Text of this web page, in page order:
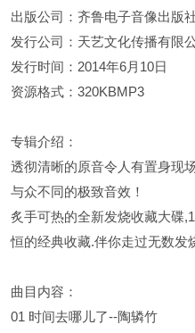
出版公司：齐鲁电子音像出版
发行公司：天艺文化传播有限
发行时间：2014年6月10日
资源格式：320KBMP3
专辑介绍：
透彻清晰的原音令人有置身现
与众不同的极致音效！
炙手可热的全新发烧收藏大碟
恒的经典收藏.伴你走过无数发
曲目内容：
01 时间去哪儿了